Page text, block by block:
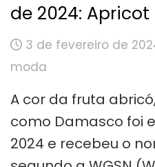
de 2024: Apricot
3 de fevereiro de
moda
A cor da fruta
como Damasco foi
2024 e recebeu o